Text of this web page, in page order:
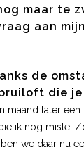
maar te
aan
de
die je
maand later
ik nog miste.
we daar nu